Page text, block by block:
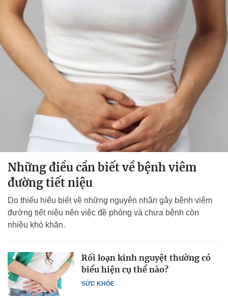
Những điều cần biết về bệnh viêm
đường tiết niệu
Do thiếu hiểu biết về những nguyên nhân gây bệnh viêm
đường tiết niệu nên việc đề phòng và chưa bệnh còn
nhiều khó khăn.
SỨC KHỎE
Rối loạn kinh nguyệt thường có
biểu hiện cụ thể nào?